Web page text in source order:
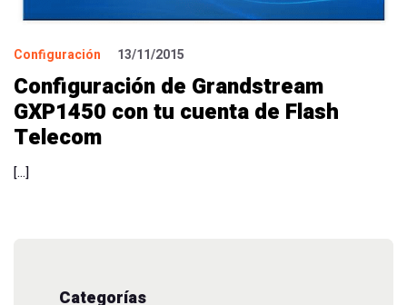
Configuración 13/11/2015
Configuración de Grandstream
GXP1450 con tu cuenta de Flash
Telecom
[…]
Categorías